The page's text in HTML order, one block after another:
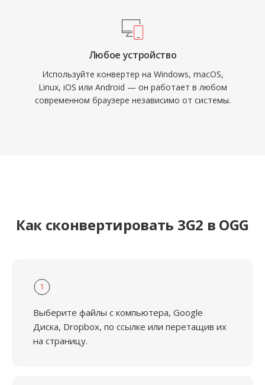
Любое устройство
Используйте конвертер на Windows, macOS,
Linux, iOS или Android — он работает в любом
современном браузере независимо от системы.
Как сконвертировать 3G2 в OGG
1
Выберите файлы с компьютера, Google
Диска, Dropbox, по ссылке или перетащив их
на страницу.